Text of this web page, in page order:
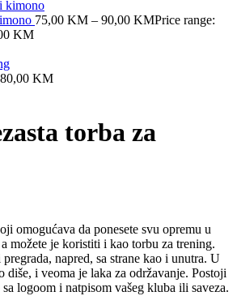
75,00 KM – 90,00 KMPrice range:
KM
80,00 KM
torba za
omogućava da ponesete svu opremu u
možete je koristiti i kao torbu za trening.
napred, sa strane kao i unutra. U
diše, i veoma je laka za održavanje. Postoji
logoom i natpisom vašeg kluba ili saveza.